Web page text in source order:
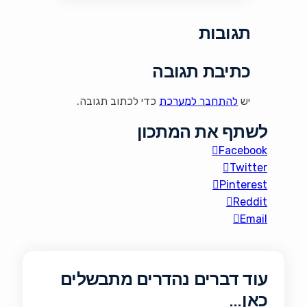
900 גרם תפוחי אדמה
פאונד) או 6 […]
תגובות
כתיבת תגובה
יש להתחבר למערכת כדי לכתוב תגובה.
לשתף את המתכון
Facebook
Twitter
Pinterest
Reddit
Email
עוד דברים נהדרים מתבשלים
כאן…